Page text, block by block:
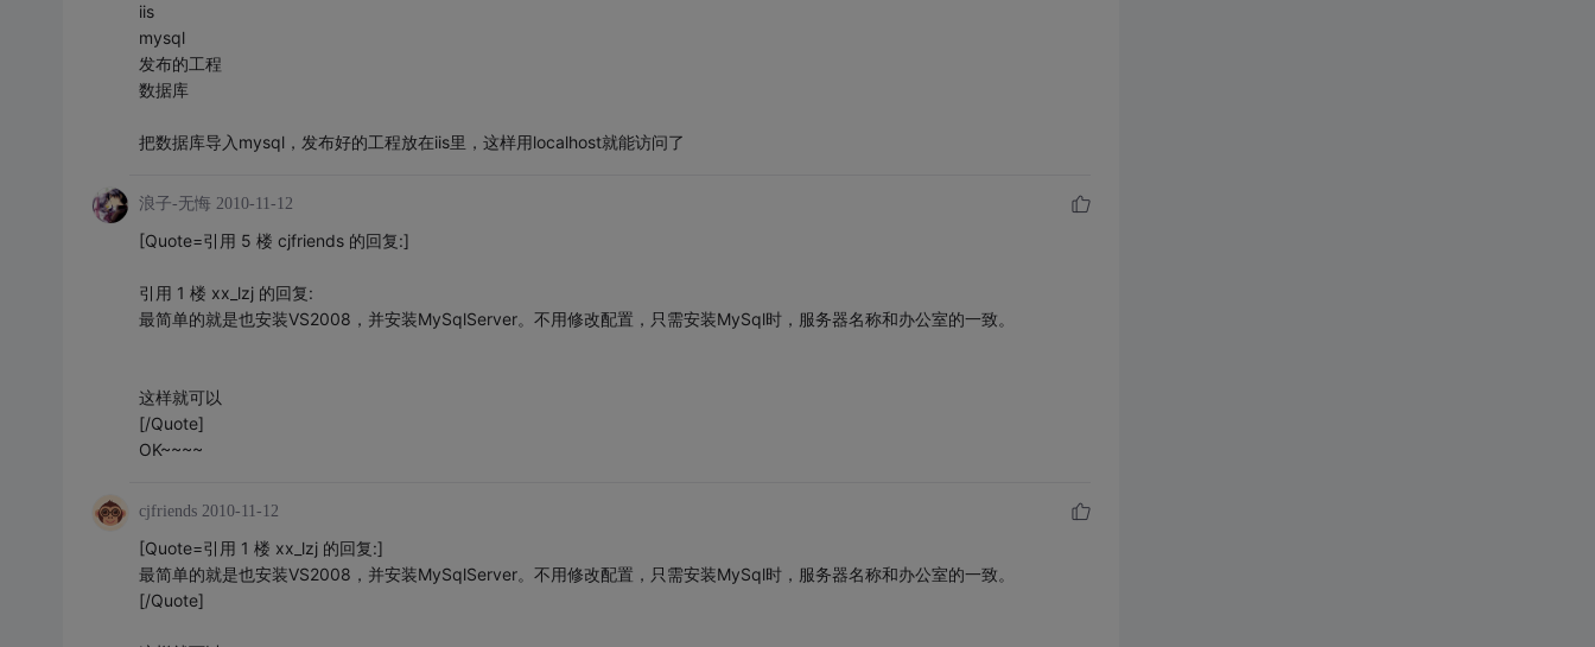
iis
mysql
发布的工程
数据库
把数据库导入mysql，发布好的工程放在iis里，这样用localhost就能访问了
浪子-无悔 2010-11-12
[Quote=引用 5 楼 cjfriends 的回复:]
引用 1 楼 xx_lzj 的回复:
最简单的就是也安装VS2008，并安装MySqlServer。不用修改配置，只需安装MySql时，服务器名称和办公室的一致。
这样就可以
[/Quote]
OK~~~~
cjfriends 2010-11-12
[Quote=引用 1 楼 xx_lzj 的回复:]
最简单的就是也安装VS2008，并安装MySqlServer。不用修改配置，只需安装MySql时，服务器名称和办公室的一致。
[/Quote]